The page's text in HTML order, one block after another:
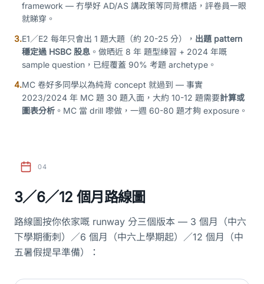
framework — 冇學好 AD/AS 講政策等同背標語，評卷員一眼
就睇穿。
3.E1／E2 每年只會出 1 題大題（約 20-25 分）， 出題 pattern
穩定過 HSBC 股息 。做晒近 8 年 題型練習 + 2024 年嘅
sample question，已經覆蓋 90% 考題 archetype。
4.MC 卷好多同學以為純背 concept 就過到 — 事實
2023/2024 年 MC 題 30 題入面，大約 10-12 題需要計算或
圖表分析 。MC 當 drill 嚟做，一週 60-80 題才夠 exposure。
04
3／6／12 個月路線圖
路線圖按你依家嘅 runway 分三個版本 — 3 個月（中六
下學期衝刺）／6 個月（中六上學期起）／12 個月（中
五暑假提早準備）：